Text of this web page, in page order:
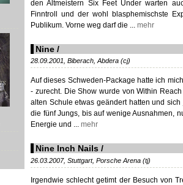
den Altmeistern Six Feet Under warten
Finntroll und der wohl blasphemischste
Publikum. Vorne weg darf die ...
mehr
Nine /
28.09.2001, Biberach, Abdera (cj)
Auf dieses Schweden-Package hatte ich
- zurecht. Die Show wurde von Within
alten Schule etwas geändert hatten und
die fünf Jungs, bis auf wenige Ausnahmen,
Energie und ... mehr
Nine Inch Nails /
26.03.2007, Stuttgart, Porsche Arena (tj)
Irgendwie schlecht getimt der Besuch von